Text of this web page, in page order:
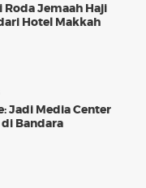
Roda Jemaah Haji
Hotel Makkah
Jadi Media Center
Bandara